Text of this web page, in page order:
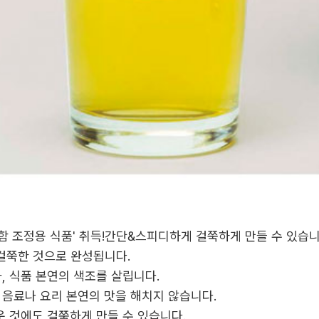
조정용 식품' 취득!간단&스피디하게 걸쭉하게 만들 수 있습
쭉한 것으로 완성됩니다.
식품 본연의 색조를 살립니다.
료나 요리 본연의 맛을 해치지 않습니다.